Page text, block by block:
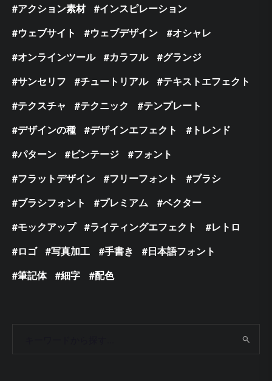
アクション素材
インスピレーション
ウェブサイト
ウェブデザイン
オシャレ
オンラインツール
カラフル
グランジ
サンセリフ
チュートリアル
テキストエフェクト
テクスチャ
テクニック
テンプレート
デザインの種
デザインエフェクト
トレンド
パターン
ビンテージ
フォント
フラットデザイン
フリーフォント
ブラシ
ブラシフォント
プレミアム
ベクター
モックアップ
ライティングエフェクト
レトロ
ロゴ
写真加工 手書き
日本語フォント
筆記体
細字 配色